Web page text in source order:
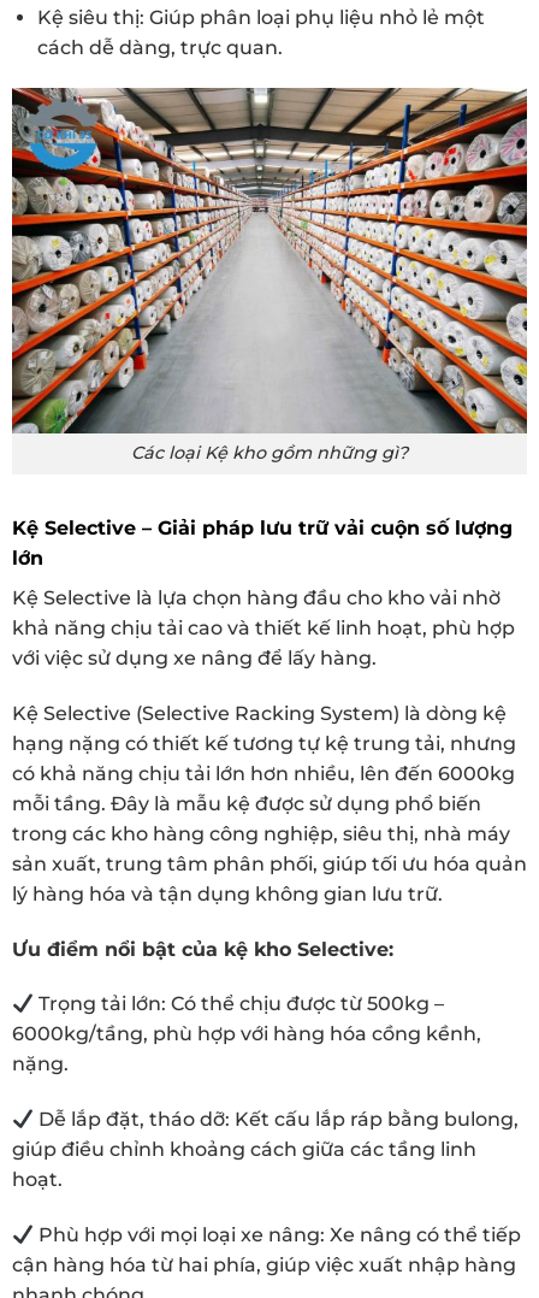
Kệ siêu thị: Giúp phân loại phụ liệu nhỏ lẻ một
cách dễ dàng, trực quan.
Các loại Kệ kho gồm những gì?
Kệ Selective – Giải pháp lưu trữ vải cuộn số lượng
lớn
Kệ Selective là lựa chọn hàng đầu cho kho vải nhờ
khả năng chịu tải cao và thiết kế linh hoạt, phù hợp
với việc sử dụng xe nâng để lấy hàng.
Kệ Selective (Selective Racking System) là dòng kệ
hạng nặng có thiết kế tương tự kệ trung tải, nhưng
có khả năng chịu tải lớn hơn nhiều, lên đến 6000kg
mỗi tầng. Đây là mẫu kệ được sử dụng phổ biến
trong các kho hàng công nghiệp, siêu thị, nhà máy
sản xuất, trung tâm phân phối, giúp tối ưu hóa quản
lý hàng hóa và tận dụng không gian lưu trữ.
Ưu điểm nổi bật của kệ kho Selective:
Trọng tải lớn: Có thể chịu được từ 500kg –
6000kg/tầng, phù hợp với hàng hóa cồng kềnh,
nặng.
Dễ lắp đặt, tháo dỡ: Kết cấu lắp ráp bằng bulong,
giúp điều chỉnh khoảng cách giữa các tầng linh
hoạt.
Phù hợp với mọi loại xe nâng: Xe nâng có thể tiếp
cận hàng hóa từ hai phía, giúp việc xuất nhập hàng